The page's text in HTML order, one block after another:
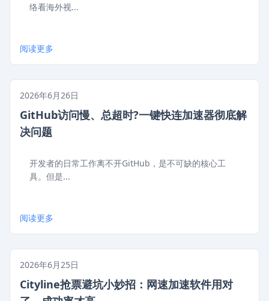
络看海外视...
阅读更多
2026年6月26日
GitHub访问慢、总超时?一键快连加速器彻底解
决问题
开发者的日常工作离不开GitHub，是不可缺的核心工
具。但是...
阅读更多
2026年6月25日
Cityline抢票避坑小妙招：网速加速软件用对